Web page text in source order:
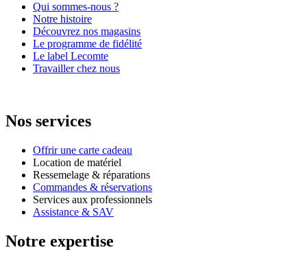
Qui sommes-nous ?
Notre histoire
Découvrez nos magasins
Le programme de fidélité
Le label Lecomte
Travailler chez nous
Nos services
Offrir une carte cadeau
Location de matériel
Ressemelage & réparations
Commandes & réservations
Services aux professionnels
Assistance & SAV
Notre expertise